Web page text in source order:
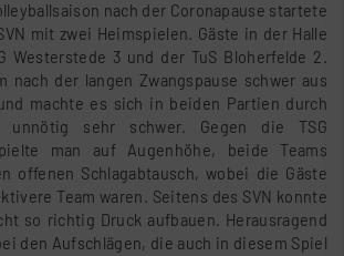
nach der Coronapause startete
mit zwei Heimspielen. Gäste in der Halle
Westerstede 3 und der TuS Bloherfelde 2.
nach der langen Zwangspause schwer aus
machte es sich in beiden Partien durch
unnötig sehr schwer. Gegen die TSG
man auf Augenhöhe, beide Teams
offenen Schlagabtausch, wobei die Gäste
Team waren. Seitens des SVN konnte
so richtig Druck aufbauen. Herausragend
den Aufschlägen, die auch in diesem Spiel